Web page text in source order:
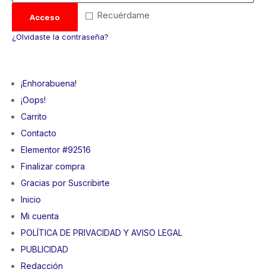
Recuérdame
Acceso
¿Olvidaste la contraseña?
¡Enhorabuena!
¡Oops!
Carrito
Contacto
Elementor #92516
Finalizar compra
Gracias por Suscribirte
Inicio
Mi cuenta
POLÍTICA DE PRIVACIDAD Y AVISO LEGAL
PUBLICIDAD
Redacción